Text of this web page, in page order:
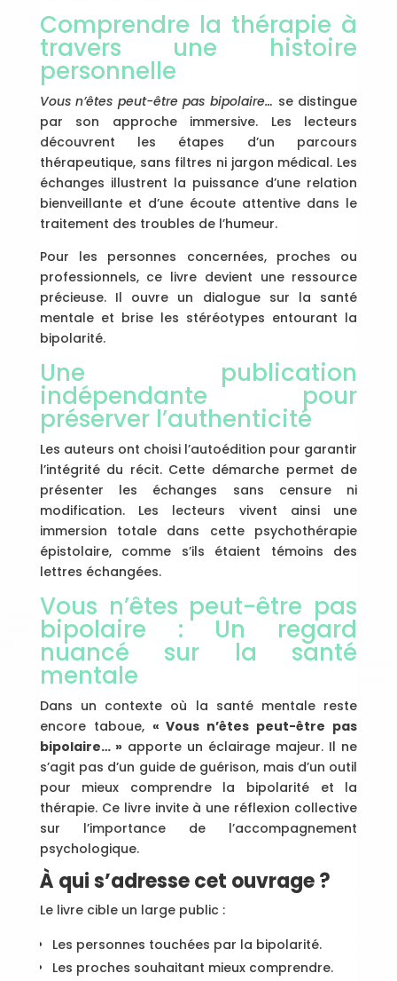
Comprendre la thérapie à
travers une histoire
personnelle
Vous n’êtes peut-être pas bipolaire… se distingue
par son approche immersive. Les lecteurs
découvrent les étapes d’un parcours
thérapeutique, sans filtres ni jargon médical. Les
échanges illustrent la puissance d’une relation
bienveillante et d’une écoute attentive dans le
traitement des troubles de l’humeur.
Pour les personnes concernées, proches ou
professionnels, ce livre devient une ressource
précieuse. Il ouvre un dialogue sur la santé
mentale et brise les stéréotypes entourant la
bipolarité.
Une publication
indépendante pour
préserver l’authenticité
Les auteurs ont choisi l’autoédition pour garantir
l’intégrité du récit. Cette démarche permet de
présenter les échanges sans censure ni
modification. Les lecteurs vivent ainsi une
immersion totale dans cette psychothérapie
épistolaire, comme s’ils étaient témoins des
lettres échangées.
Vous n’êtes peut-être pas
bipolaire : Un regard
nuancé sur la santé
mentale
Dans un contexte où la santé mentale reste
encore taboue, « Vous n’êtes peut-être pas
bipolaire… » apporte un éclairage majeur. Il ne
s’agit pas d’un guide de guérison, mais d’un outil
pour mieux comprendre la bipolarité et la
thérapie. Ce livre invite à une réflexion collective
sur l’importance de l’accompagnement
psychologique.
À qui s’adresse cet ouvrage ?
Le livre cible un large public :
Les personnes touchées par la bipolarité.
Les proches souhaitant mieux comprendre.